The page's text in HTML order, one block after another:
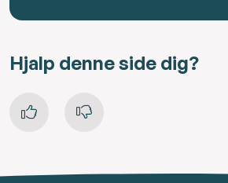
Hjalp denne side dig?